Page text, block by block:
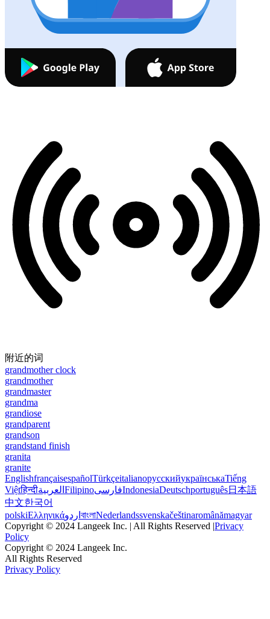
附近的词
grandmother clock
grandmother
grandmaster
grandma
grandiose
grandparent
grandson
grandstand finish
granita
granite
EnglishfrançaisespañolTürkçeitalianoрусскийукраїнськаTiếng
Việtहिन्दीالعربية FilipinoفارسیIndonesiaDeutschportuguês日本語
中文한국어
polskiΕλληνικάاردو বাংলাNederlandssvenskačeštinaromânămagyar
Copyright © 2024 Langeek Inc. | All Rights Reserved |Privacy
Policy
Copyright © 2024 Langeek Inc.
All Rights Reserved
Privacy Policy